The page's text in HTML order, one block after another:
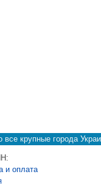
крупные города
и оплата